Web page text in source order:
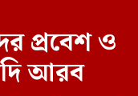
প্রবেশ ও
আরব